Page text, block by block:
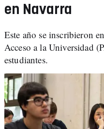
en Navarra
Este año se inscribieron
Acceso a la Universidad
estudiantes.